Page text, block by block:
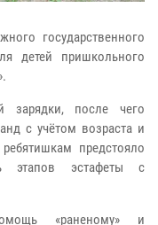
государственного
детей пришкольного
зарядки, после чего
с учётом возраста и
предстояло
этапов эстафеты с
«раненому» и